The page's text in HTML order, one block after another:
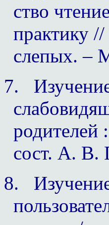
ство
практику //
слепых. –
7.
родителей
сост. А. В.
8.